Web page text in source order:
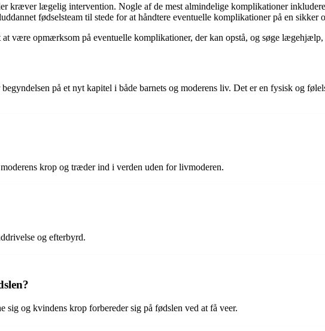
kræver lægelig intervention. Nogle af de mest almindelige komplikationer
fødselsteam til stede for at håndtere eventuelle komplikationer på en sikker
være opmærksom på eventuelle komplikationer, der kan opstå, og søge
på et nyt kapitel i både barnets og moderens liv. Det er en fysisk og
krop og træder ind i verden uden for livmoderen.
og efterbyrd.
sig og kvindens krop forbereder sig på fødslen ved at få veer.